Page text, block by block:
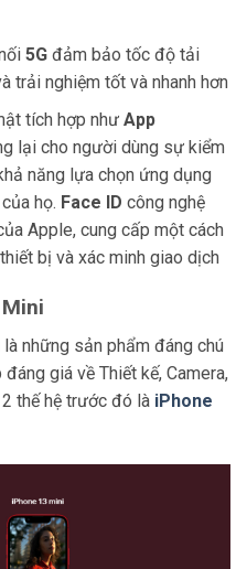
5G đảm bảo tốc độ tải
trải nghiệm tốt và nhanh hơn
tích hợp như App
lại cho người dùng sự kiểm
năng lựa chọn ứng dụng
họ. Face ID công nghệ
Apple, cung cấp một cách
bị và xác minh giao dịch
là những sản phẩm đáng chú
giá về Thiết kế, Camera,
thế hệ trước đó là iPhone